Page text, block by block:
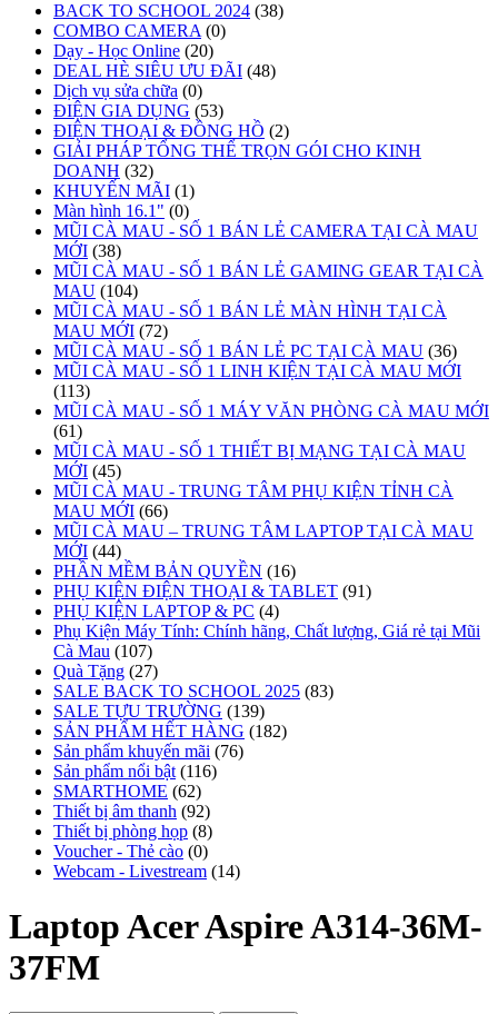
BACK TO SCHOOL 2024 (38)
COMBO CAMERA (0)
Dạy - Học Online (20)
DEAL HÈ SIÊU ƯU ĐÃI (48)
Dịch vụ sửa chữa (0)
ĐIỆN GIA DỤNG (53)
ĐIỆN THOẠI & ĐỒNG HỒ (2)
GIẢI PHÁP TỔNG THỂ TRỌN GÓI CHO KINH
DOANH (32)
KHUYẾN MÃI (1)
Màn hình 16.1" (0)
MŨI CÀ MAU - SỐ 1 BÁN LẺ CAMERA TẠI CÀ MAU
MỚI (38)
MŨI CÀ MAU - SỐ 1 BÁN LẺ GAMING GEAR TẠI CÀ
MAU (104)
MŨI CÀ MAU - SỐ 1 BÁN LẺ MÀN HÌNH TẠI CÀ
MAU MỚI (72)
MŨI CÀ MAU - SỐ 1 BÁN LẺ PC TẠI CÀ MAU (36)
MŨI CÀ MAU - SỐ 1 LINH KIỆN TẠI CÀ MAU MỚI
(113)
MŨI CÀ MAU - SỐ 1 MÁY VĂN PHÒNG CÀ MAU MỚI
(61)
MŨI CÀ MAU - SỐ 1 THIẾT BỊ MẠNG TẠI CÀ MAU
MỚI (45)
MŨI CÀ MAU - TRUNG TÂM PHỤ KIỆN TỈNH CÀ
MAU MỚI (66)
MŨI CÀ MAU – TRUNG TÂM LAPTOP TẠI CÀ MAU
MỚI (44)
PHẦN MỀM BẢN QUYỀN (16)
PHỤ KIỆN ĐIỆN THOẠI & TABLET (91)
PHỤ KIỆN LAPTOP & PC (4)
Phụ Kiện Máy Tính: Chính hãng, Chất lượng, Giá rẻ tại Mũi
Cà Mau (107)
Quà Tặng (27)
SALE BACK TO SCHOOL 2025 (83)
SALE TỰU TRƯỜNG (139)
SẢN PHẨM HẾT HÀNG (182)
Sản phẩm khuyến mãi (76)
Sản phẩm nổi bật (116)
SMARTHOME (62)
Thiết bị âm thanh (92)
Thiết bị phòng họp (8)
Voucher - Thẻ cào (0)
Webcam - Livestream (14)
Laptop Acer Aspire A314-36M-
37FM